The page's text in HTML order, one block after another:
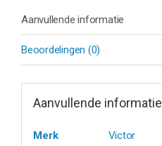
Aanvullende informatie
Beoordelingen (0)
Aanvullende informatie
Merk
Victor